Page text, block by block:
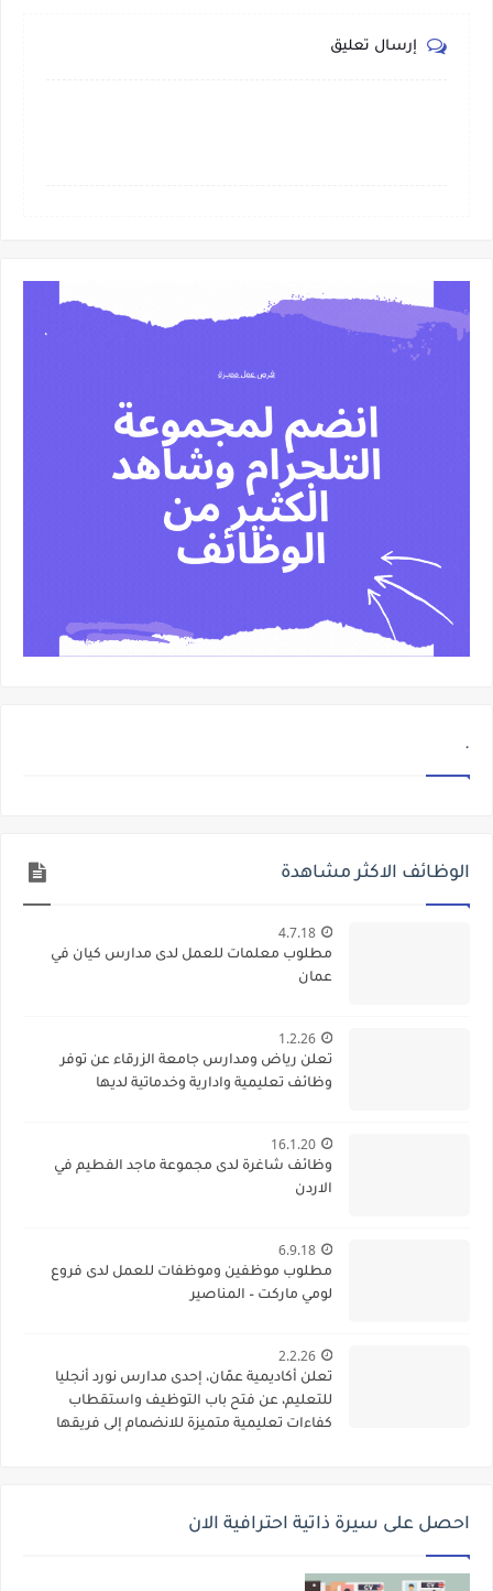
إرسال تعليق
.
الوظائف الاكثر مشاهدة
4.7.18
مطلوب معلمات للعمل لدى مدارس كيان في
عمان
1.2.26
تعلن رياض ومدارس جامعة الزرقاء عن توفر
وظائف تعليمية وادارية وخدماتية لديها
16.1.20
وظائف شاغرة لدى مجموعة ماجد الفطيم في
الاردن
6.9.18
مطلوب موظفين وموظفات للعمل لدى فروع
لومي ماركت – المناصير
2.2.26
تعلن أكاديمية عمّان، إحدى مدارس نورد أنجليا
للتعليم، عن فتح باب التوظيف واستقطاب
كفاءات تعليمية متميزة للانضمام إلى فريقها
احصل على سيرة ذاتية احترافية الان